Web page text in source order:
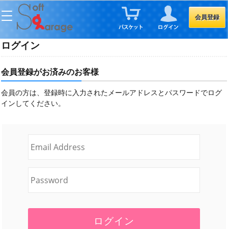
会員登録
ログイン
会員登録がお済みのお客様
会員の方は、登録時に入力されたメールアドレスとパスワードでログ
インしてください。